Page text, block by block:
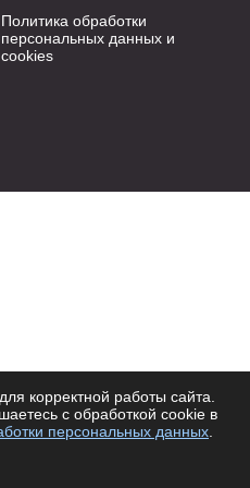
Политика обработки
персональных данных и
cookies
корректной работы сайта.
с обработкой cookie в
персональных данных